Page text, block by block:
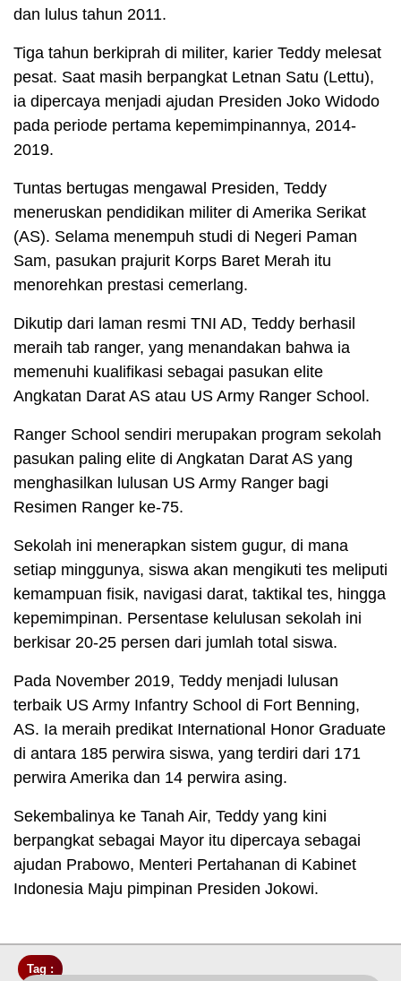
dan lulus tahun 2011.
Tiga tahun berkiprah di militer, karier Teddy melesat
pesat. Saat masih berpangkat Letnan Satu (Lettu),
ia dipercaya menjadi ajudan Presiden Joko Widodo
pada periode pertama kepemimpinannya, 2014-
2019.
Tuntas bertugas mengawal Presiden, Teddy
meneruskan pendidikan militer di Amerika Serikat
(AS). Selama menempuh studi di Negeri Paman
Sam, pasukan prajurit Korps Baret Merah itu
menorehkan prestasi cemerlang.
Dikutip dari laman resmi TNI AD, Teddy berhasil
meraih tab ranger, yang menandakan bahwa ia
memenuhi kualifikasi sebagai pasukan elite
Angkatan Darat AS atau US Army Ranger School.
Ranger School sendiri merupakan program sekolah
pasukan paling elite di Angkatan Darat AS yang
menghasilkan lulusan US Army Ranger bagi
Resimen Ranger ke-75.
Sekolah ini menerapkan sistem gugur, di mana
setiap minggunya, siswa akan mengikuti tes meliputi
kemampuan fisik, navigasi darat, taktikal tes, hingga
kepemimpinan. Persentase kelulusan sekolah ini
berkisar 20-25 persen dari jumlah total siswa.
Pada November 2019, Teddy menjadi lulusan
terbaik US Army Infantry School di Fort Benning,
AS. Ia meraih predikat International Honor Graduate
di antara 185 perwira siswa, yang terdiri dari 171
perwira Amerika dan 14 perwira asing.
Sekembalinya ke Tanah Air, Teddy yang kini
berpangkat sebagai Mayor itu dipercaya sebagai
ajudan Prabowo, Menteri Pertahanan di Kabinet
Indonesia Maju pimpinan Presiden Jokowi.
Tag :